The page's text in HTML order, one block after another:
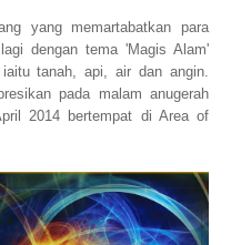
yang memartabatkan para
dengan tema 'Magis Alam'
tanah, api, air dan angin.
pada malam anugerah
2014 bertempat di Area of